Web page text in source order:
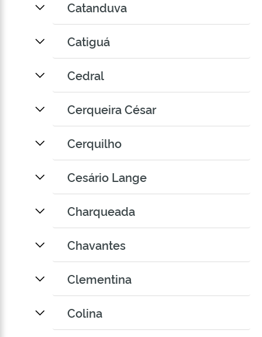
Catanduva
Catiguá
Cedral
Cerqueira César
Cerquilho
Cesário Lange
Charqueada
Chavantes
Clementina
Colina